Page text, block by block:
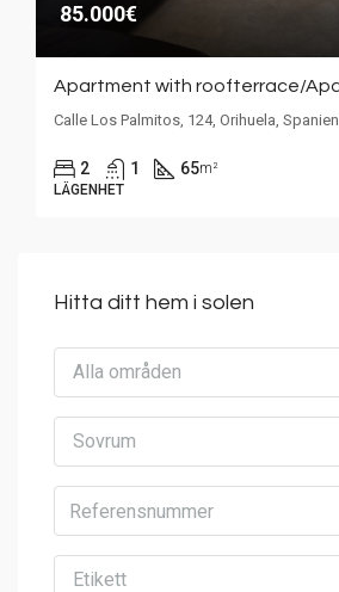
85.000€
Calle Los Palmitos, 124, Orihuela, Spanien
2 1 65m²
LÄGENHET
Hitta ditt hem i solen
Alla områden
Sovrum
Etikett